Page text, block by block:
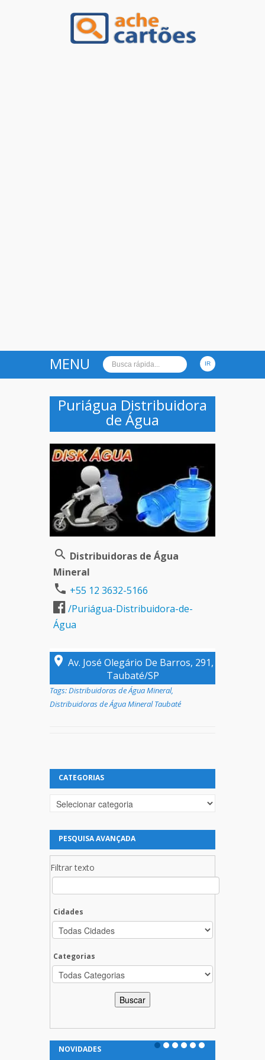
MENU
Puriágua Distribuidora
de Água
Distribuidoras de Água
Mineral
+55 12 3632-5166
/Puriágua-Distribuidora-de-
Água
Av. José Olegário De Barros, 291,
Taubaté/SP
Tags:Distribuidoras de Água Mineral,
Distribuidoras de Água Mineral Taubaté
CATEGORIAS
Categorias
PESQUISA AVANÇADA
Filtrar texto
Cidades
Categorias
NOVIDADES